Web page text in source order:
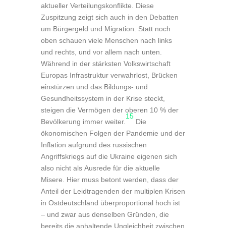
aktueller Verteilungskonflikte. Diese
Zuspitzung zeigt sich auch in den Debatten
um Bürgergeld und Migration. Statt noch
oben schauen viele Menschen nach links
und rechts, und vor allem nach unten.
Während in der stärksten Volkswirtschaft
Europas Infrastruktur verwahrlost, Brücken
einstürzen und das Bildungs- und
Gesundheitssystem in der Krise steckt,
steigen die Vermögen der oberen 10 % der
Bevölkerung immer weiter.
15
Die
ökonomischen Folgen der Pandemie und der
Inflation aufgrund des russischen
Angriffskriegs auf die Ukraine eigenen sich
also nicht als Ausrede für die aktuelle
Misere. Hier muss betont werden, dass der
Anteil der Leidtragenden der multiplen Krisen
in Ostdeutschland überproportional hoch ist
– und zwar aus denselben Gründen, die
bereits die anhaltende Ungleichheit zwischen